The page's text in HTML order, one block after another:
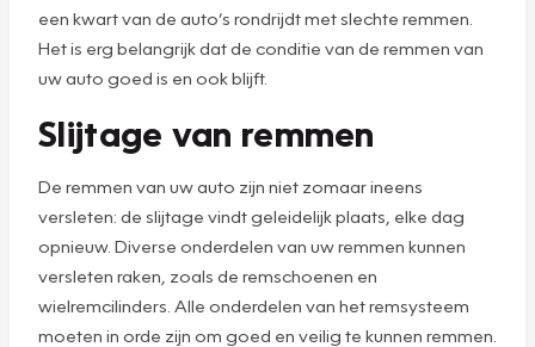
een kwart van de auto’s rondrijdt met slechte remmen.
Het is erg belangrijk dat de conditie van de remmen van
uw auto goed is en ook blijft.
Slijtage van remmen
De remmen van uw auto zijn niet zomaar ineens
versleten: de slijtage vindt geleidelijk plaats, elke dag
opnieuw. Diverse onderdelen van uw remmen kunnen
versleten raken, zoals de remschoenen en
wielremcilinders. Alle onderdelen van het remsysteem
moeten in orde zijn om goed en veilig te kunnen remmen.